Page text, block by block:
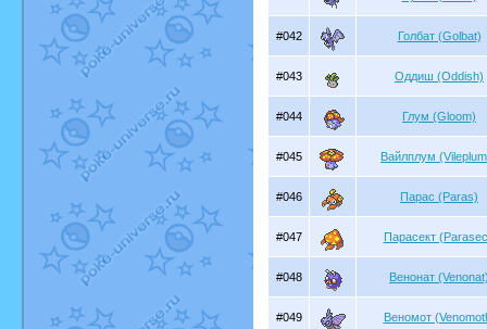
#042 Голбат (Golbat)
#043 Оддиш (Oddish)
#044 Глум (Gloom)
#045 Вайлплум
#046 Парас (Paras)
#047 Парасект
#048 Венонат
#049 Веномот